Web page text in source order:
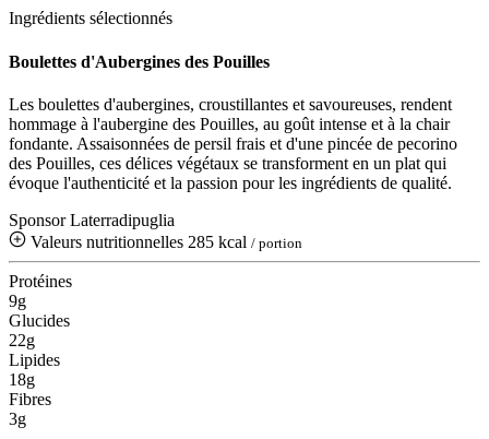
Ingrédients sélectionnés
Boulettes d'Aubergines des Pouilles
Les boulettes d'aubergines, croustillantes et savoureuses, rendent
hommage à l'aubergine des Pouilles, au goût intense et à la chair
fondante. Assaisonnées de persil frais et d'une pincée de pecorino
des Pouilles, ces délices végétaux se transforment en un plat qui
évoque l'authenticité et la passion pour les ingrédients de qualité.
Sponsor Laterradipuglia
Valeurs nutritionnelles 285 kcal / portion
Protéines
9g
Glucides
22g
Lipides
18g
Fibres
3g